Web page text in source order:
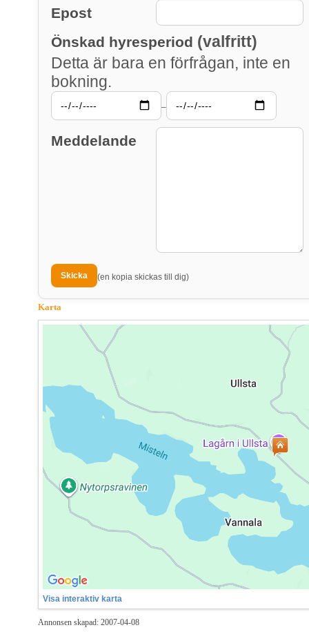
Epost
Önskad hyresperiod (valfritt)
Detta är bara en förfrågan, inte en
bokning.
–
Meddelande
(en kopia skickas till dig)
Karta
Visa interaktiv karta
Annonsen skapad: 2007-04-08